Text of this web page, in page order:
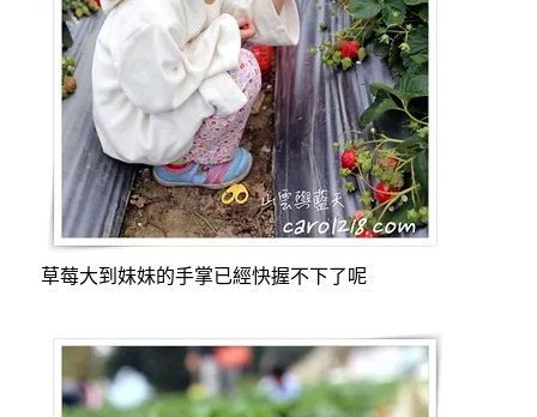
草莓大到妹妹的手掌已經快握不下了呢